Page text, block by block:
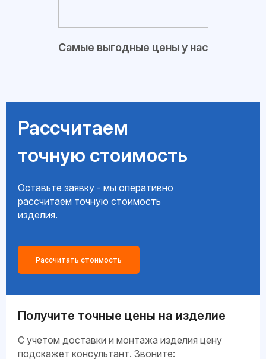
Самые выгодные цены у нас
Рассчитаем
точную стоимость
Оставьте заявку - мы оперативно
рассчитаем точную стоимость
изделия.
Рассчитать стоимость
Получите точные цены на изделие
C учетом доставки и монтажа изделия цену
подскажет консультант. Звоните: